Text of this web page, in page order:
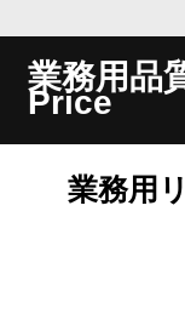
業務用品
Price
業務用